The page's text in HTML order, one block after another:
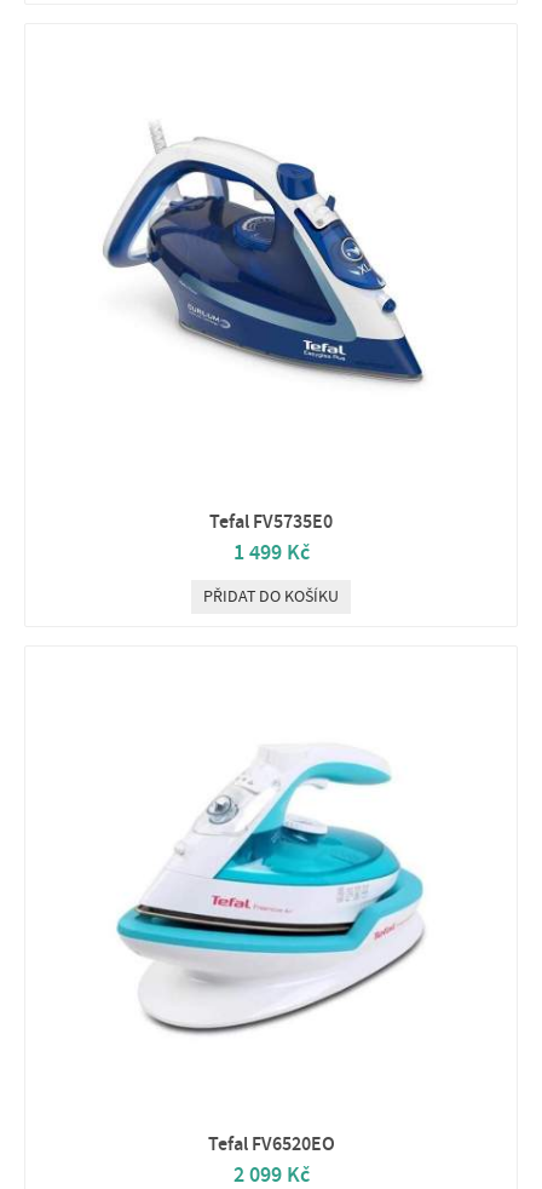
Tefal FV5735E0
1 499 Kč
PŘIDAT DO KOŠÍKU
Tefal FV6520EO
2 099 Kč